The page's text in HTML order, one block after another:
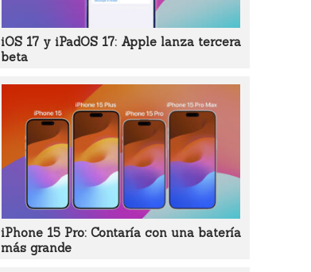
iOS 17 y iPadOS 17: Apple lanza tercera
beta
iPhone 15 Pro: Contaría con una batería
más grande